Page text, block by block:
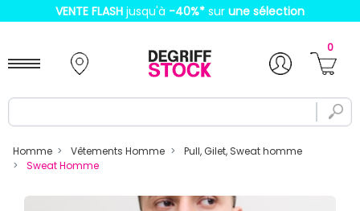
VENTE FLASH jusqu'à -40%* sur une sélection
0
Homme Vêtements Homme
Pull, Gilet, Sweat homme
Sweat Homme